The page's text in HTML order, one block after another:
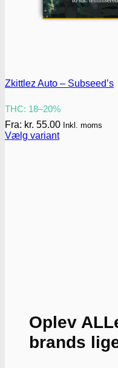
Oplev
brands
Zkittlez Auto – Subseed’s
THC: 18–20%
Fra: kr. 55.00 Inkl. moms
Vælg variant